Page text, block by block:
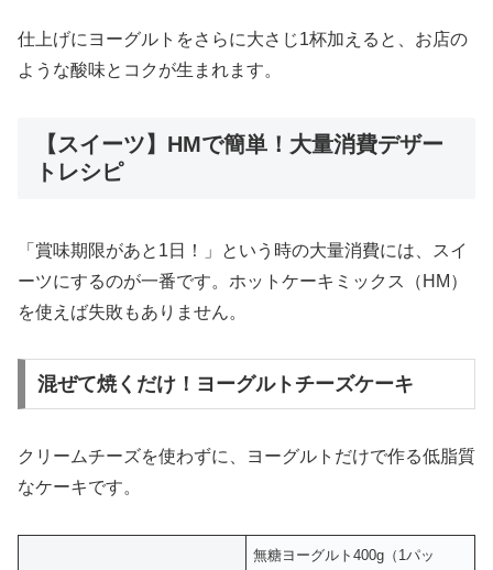
仕上げにヨーグルトをさらに大さじ1杯加えると、お店の
ような酸味とコクが生まれます。
【スイーツ】HMで簡単！大量消費デザー
トレシピ
「賞味期限があと1日！」という時の大量消費には、スイ
ーツにするのが一番です。ホットケーキミックス（HM）
を使えば失敗もありません。
混ぜて焼くだけ！ヨーグルトチーズケーキ
クリームチーズを使わずに、ヨーグルトだけで作る低脂質
なケーキです。
無糖ヨーグルト400g（1パッ